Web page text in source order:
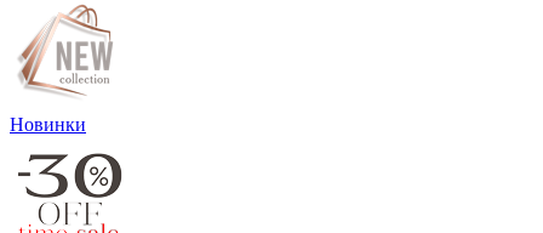
Новинки